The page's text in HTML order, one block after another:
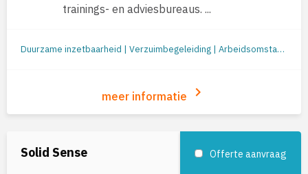
trainings- en adviesbureaus. ...
Duurzame inzetbaarheid | Verzuimbegeleiding | Arbeidsomstandigheden (o.a. RI&E en werkplekonderzoek) | Preventie/gezondheid | Re-integratie: begeleiding naar werk | Jobcoaching | Re-integratie tweede spoor | Outplacement | Loopbaanbegeleiding | Loopbaanontwikkeling | Mobiliteit
meer informatie keyboard_arrow_right
Solid Sense Offerte aanvraag